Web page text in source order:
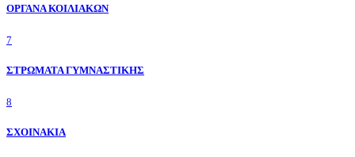
ΟΡΓΑΝΑ ΚΟΙΛΙΑΚΩΝ
7
ΣΤΡΩΜΑΤΑ ΓΥΜΝΑΣΤΙΚΗΣ
8
ΣΧΟΙΝΑΚΙΑ